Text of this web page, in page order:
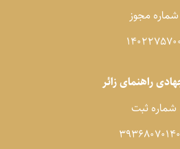
مجوز
راهنمای زائر
ثبت